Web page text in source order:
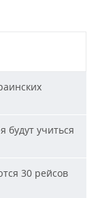
будут учиться
30 рейсов